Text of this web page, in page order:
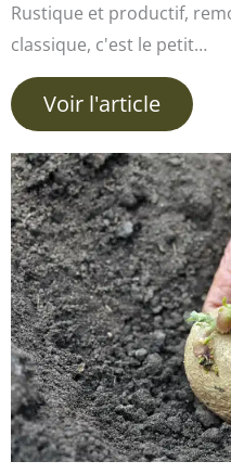
Rustique et productif,
classique, c'est le petit…
Voir l'article